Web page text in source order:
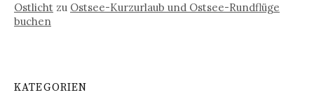
Ostlicht zu Ostsee-Kurzurlaub und Ostsee-Rundflüge
buchen
KATEGORIEN